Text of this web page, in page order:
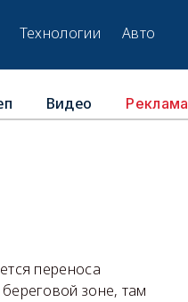
Технологии Авто
Видео Реклама
переноса
зоне, там